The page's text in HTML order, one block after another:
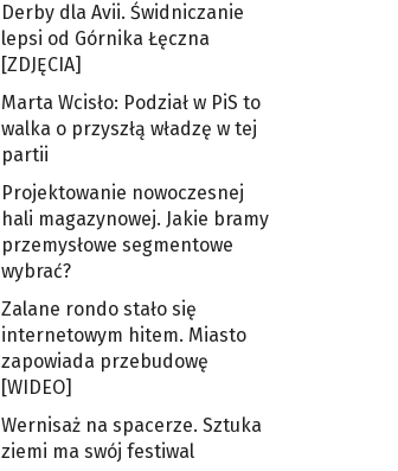
Derby dla Avii. Świdniczanie
lepsi od Górnika Łęczna
[ZDJĘCIA]
Marta Wcisło: Podział w PiS to
walka o przyszłą władzę w tej
partii
Projektowanie nowoczesnej
hali magazynowej. Jakie bramy
przemysłowe segmentowe
wybrać?
Zalane rondo stało się
internetowym hitem. Miasto
zapowiada przebudowę
[WIDEO]
Wernisaż na spacerze. Sztuka
ziemi ma swój festiwal